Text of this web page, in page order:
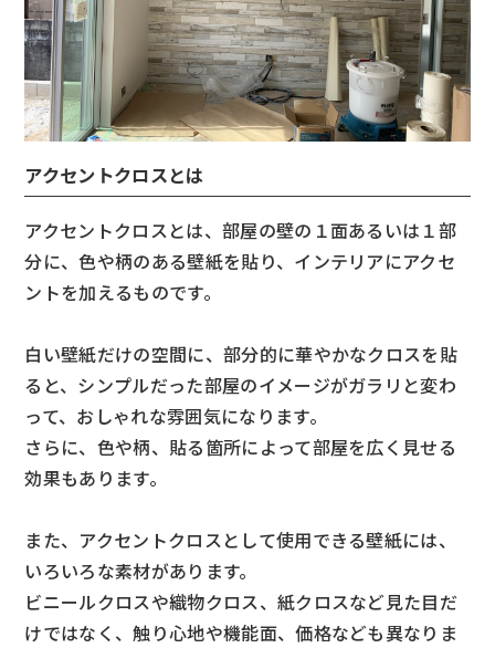
アクセントクロスとは
アクセントクロスとは、部屋の壁の１面あるいは１部
分に、色や柄のある壁紙を貼り、インテリアにアクセ
ントを加えるものです。
白い壁紙だけの空間に、部分的に華やかなクロスを貼
ると、シンプルだった部屋のイメージがガラリと変わ
って、おしゃれな雰囲気になります。
さらに、色や柄、貼る箇所によって部屋を広く見せる
効果もあります。
また、アクセントクロスとして使用できる壁紙には、
いろいろな素材があります。
ビニールクロスや織物クロス、紙クロスなど見た目だ
けではなく、触り心地や機能面、価格なども異なりま